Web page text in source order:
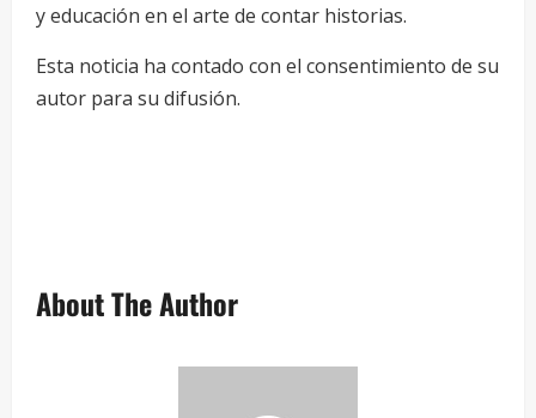
y educación en el arte de contar historias.
Esta noticia ha contado con el consentimiento de su
autor para su difusión.
About The Author